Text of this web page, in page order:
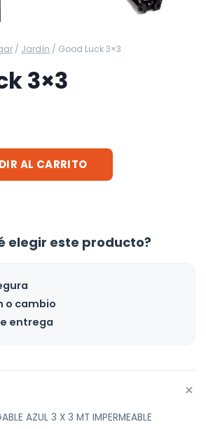
/ Jardín / Good Luck 3×3
3×3
AL CARRITO
elegir este producto?
o cambio
entrega
+
AZUL 3 X 3 MT IMPERMEABLE